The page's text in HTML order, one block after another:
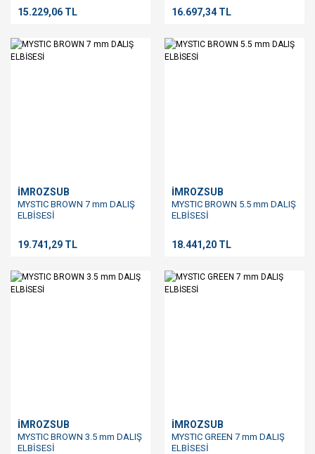
15.229,06 TL 16.697,34 TL
İMROZSUB
MYSTIC BROWN 7 mm DALIŞ
ELBİSESİ
19.741,29 TL
İMROZSUB
MYSTIC BROWN 5.5 mm DALIŞ
ELBİSESİ
18.441,20 TL
İMROZSUB
MYSTIC BROWN 3.5 mm DALIŞ
ELBİSESİ
İMROZSUB
MYSTIC GREEN 7 mm DALIŞ
ELBİSESİ